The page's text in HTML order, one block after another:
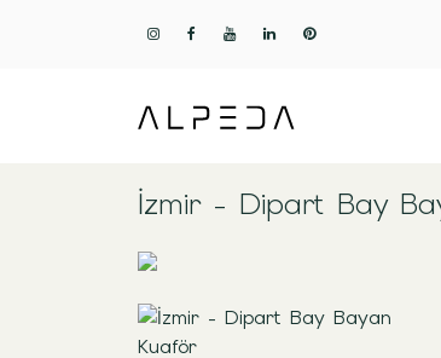
İzmir - Dipart Bay